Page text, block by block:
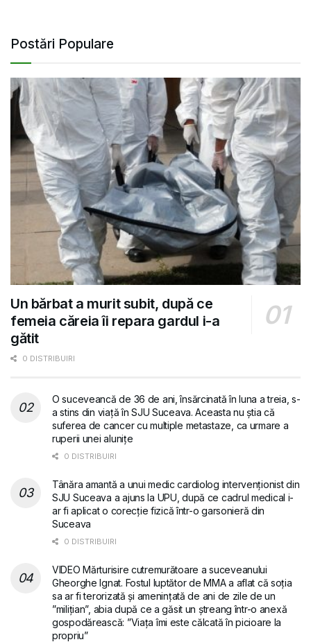
Postări Populare
Un bărbat a murit subit, după ce
femeia căreia îi repara gardul i-a
gătit
0 DISTRIBUIRI
O suceveancă de 36 de ani, însărcinată în luna a treia, s-
a stins din viață în SJU Suceava. Aceasta nu știa că
suferea de cancer cu multiple metastaze, ca urmare a
ruperii unei alunițe
0 DISTRIBUIRI
Tânăra amantă a unui medic cardiolog intervenționist din
SJU Suceava a ajuns la UPU, după ce cadrul medical i-
ar fi aplicat o corecție fizică într-o garsonieră din
Suceava
0 DISTRIBUIRI
VIDEO Mărturisire cutremurătoare a suceveanului
Gheorghe Ignat. Fostul luptător de MMA a aflat că soția
sa ar fi terorizată și amenințată de ani de zile de un
”milițian”, abia după ce a găsit un ștreang într-o anexă
gospodărească: ”Viața îmi este călcată în picioare la
propriu”